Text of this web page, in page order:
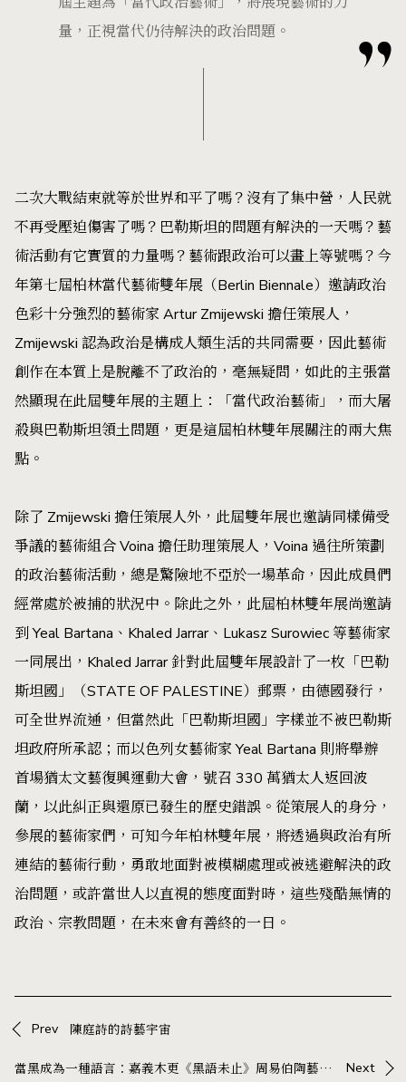
量，正視當代仍待解決的政治問題。
二次大戰結束就等於世界和平了嗎？沒有了集中營，人民就
不再受壓迫傷害了嗎？巴勒斯坦的問題有解決的一天嗎？藝
術活動有它實質的力量嗎？藝術跟政治可以畫上等號嗎？今
年第七屆柏林當代藝術雙年展（Berlin Biennale）邀請政治
色彩十分強烈的藝術家 Artur Zmijewski 擔任策展人，
Zmijewski 認為政治是構成人類生活的共同需要，因此藝術
創作在本質上是脫離不了政治的，毫無疑問，如此的主張當
然顯現在此屆雙年展的主題上：「當代政治藝術」，而大屠
殺與巴勒斯坦領土問題，更是這屆柏林雙年展關注的兩大焦
點。
除了 Zmijewski 擔任策展人外，此屆雙年展也邀請同樣備受
爭議的藝術組合 Voina 擔任助理策展人，Voina 過往所策劃
的政治藝術活動，總是驚險地不亞於一場革命，因此成員們
經常處於被捕的狀況中。除此之外，此屆柏林雙年展尚邀請
到 Yeal Bartana、Khaled Jarrar、Lukasz Surowiec 等藝術家
一同展出，Khaled Jarrar 針對此屆雙年展設計了一枚「巴勒
斯坦國」（STATE OF PALESTINE）郵票，由德國發行，
可全世界流通，但當然此「巴勒斯坦國」字樣並不被巴勒斯
坦政府所承認；而以色列女藝術家 Yeal Bartana 則將舉辦
首場猶太文藝復興運動大會，號召 330 萬猶太人返回波
蘭，以此糾正與還原已發生的歷史錯誤。從策展人的身分，
參展的藝術家們，可知今年柏林雙年展，將透過與政治有所
連結的藝術行動，勇敢地面對被模糊處理或被逃避解決的政
治問題，或許當世人以直視的態度面對時，這些殘酷無情的
政治、宗教問題，在未來會有善終的一日。
Prev 陳庭詩的詩藝宇宙
當黑成為一種語言：嘉義木更《黑語未止》周易伯陶藝展，在器物中展開與生活的對話 Next